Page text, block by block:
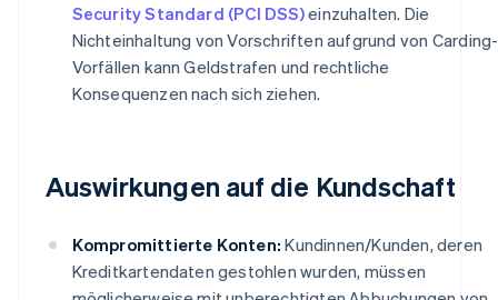
Security Standard (PCI DSS)einzuhalten. Die
Nichteinhaltung von Vorschriften aufgrund von Carding-
Vorfällen kann Geldstrafen und rechtliche
Konsequenzen nach sich ziehen.
Auswirkungen auf die Kundschaft
Kompromittierte Konten: Kundinnen/Kunden, deren
Kreditkartendaten gestohlen wurden, müssen